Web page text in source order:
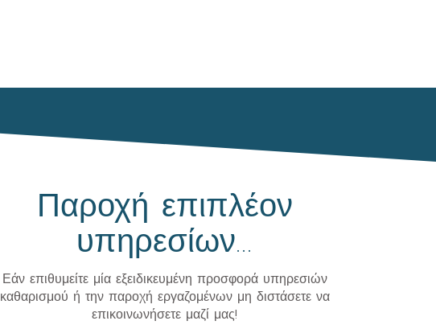
Παροχή επιπλέον
υπηρεσίων...
Εάν επιθυμείτε μία εξειδικευμένη προσφορά υπηρεσιών
καθαρισμού ή την παροχή εργαζομένων μη διστάσετε να
επικοινωνήσετε μαζί μας!